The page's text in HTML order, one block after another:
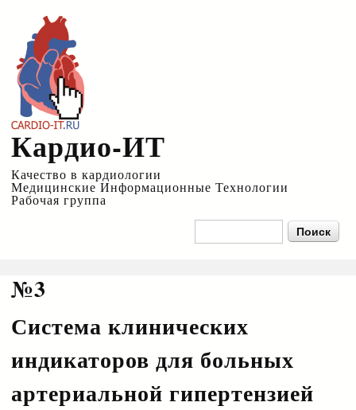
Кардио-ИТ
Качество в кардиологии
Медицинские Информационные Технологии
Рабочая группа
Форма поиска
№3
Система клинических
индикаторов для больных
артериальной гипертензией